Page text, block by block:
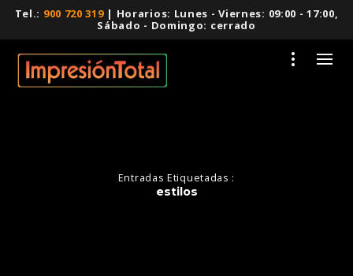
Tel.: 900 720 319| Horarios: Lunes - Viernes: 09:00 - 17:00,
Sábado - Domingo: cerrado
Entradas Etiquetadas :
estilos